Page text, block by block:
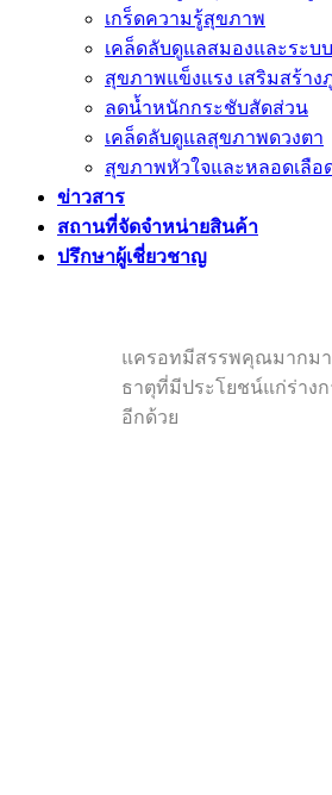
เกร็ดความรู้สุขภาพ
เคล็ดลับดูแลสมองและระบ
สุขภาพแข็งแรง เสริมสร้า
ลดน้ำหนักกระชับสัดส่วน
เคล็ดลับดูแลสุขภาพดวงตา
สุขภาพหัวใจและหลอดเลือ
ข่าวสาร
สถานที่จัดจำหน่ายสินค้า
ปรึกษาผู้เชี่ยวชาญ
แครอทมีสรรพคุณมากมา
ธาตุที่มีประโยชน์แก่ร่าง
อีกด้วย